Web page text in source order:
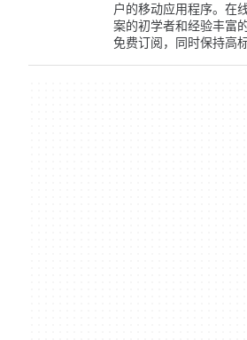
户的移动应用程序。在
案的初学者和经验丰富
免费订阅，同时保持高